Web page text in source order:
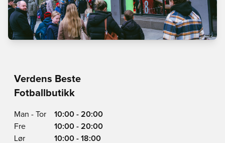
Verdens Beste
Fotballbutikk
Man - Tor
10:00 - 20:00
Fre
10:00 - 20:00
Lør
10:00 - 18:00